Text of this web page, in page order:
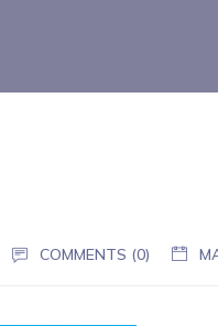
COMMENTS (0)